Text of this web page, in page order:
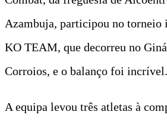
Azambuja, participou no torneio
KO TEAM, que decorreu no
Corroios, e o balanço foi incrível.
A equipa levou três atletas à